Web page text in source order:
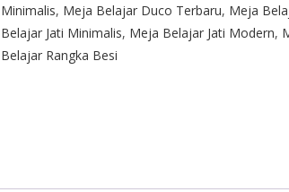
Minimalis, Meja Belajar Duco Terbaru, Meja
Belajar Jati Minimalis, Meja Belajar Jati Modern,
Belajar Rangka Besi